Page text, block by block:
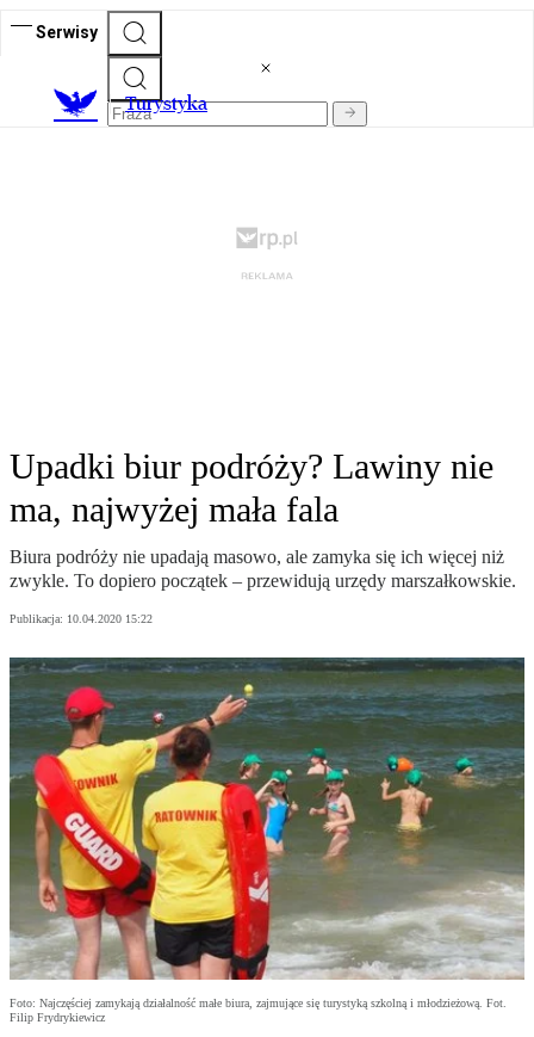
Serwisy
Turystyka
Upadki biur podróży? Lawiny nie
ma, najwyżej mała fala
Biura podróży nie upadają masowo, ale zamyka się ich więcej niż
zwykle. To dopiero początek – przewidują urzędy marszałkowskie.
Publikacja: 10.04.2020 15:22
Foto: Najczęściej zamykają działalność małe biura, zajmujące się turystyką szkolną i młodzieżową. Fot.
Filip Frydrykiewicz